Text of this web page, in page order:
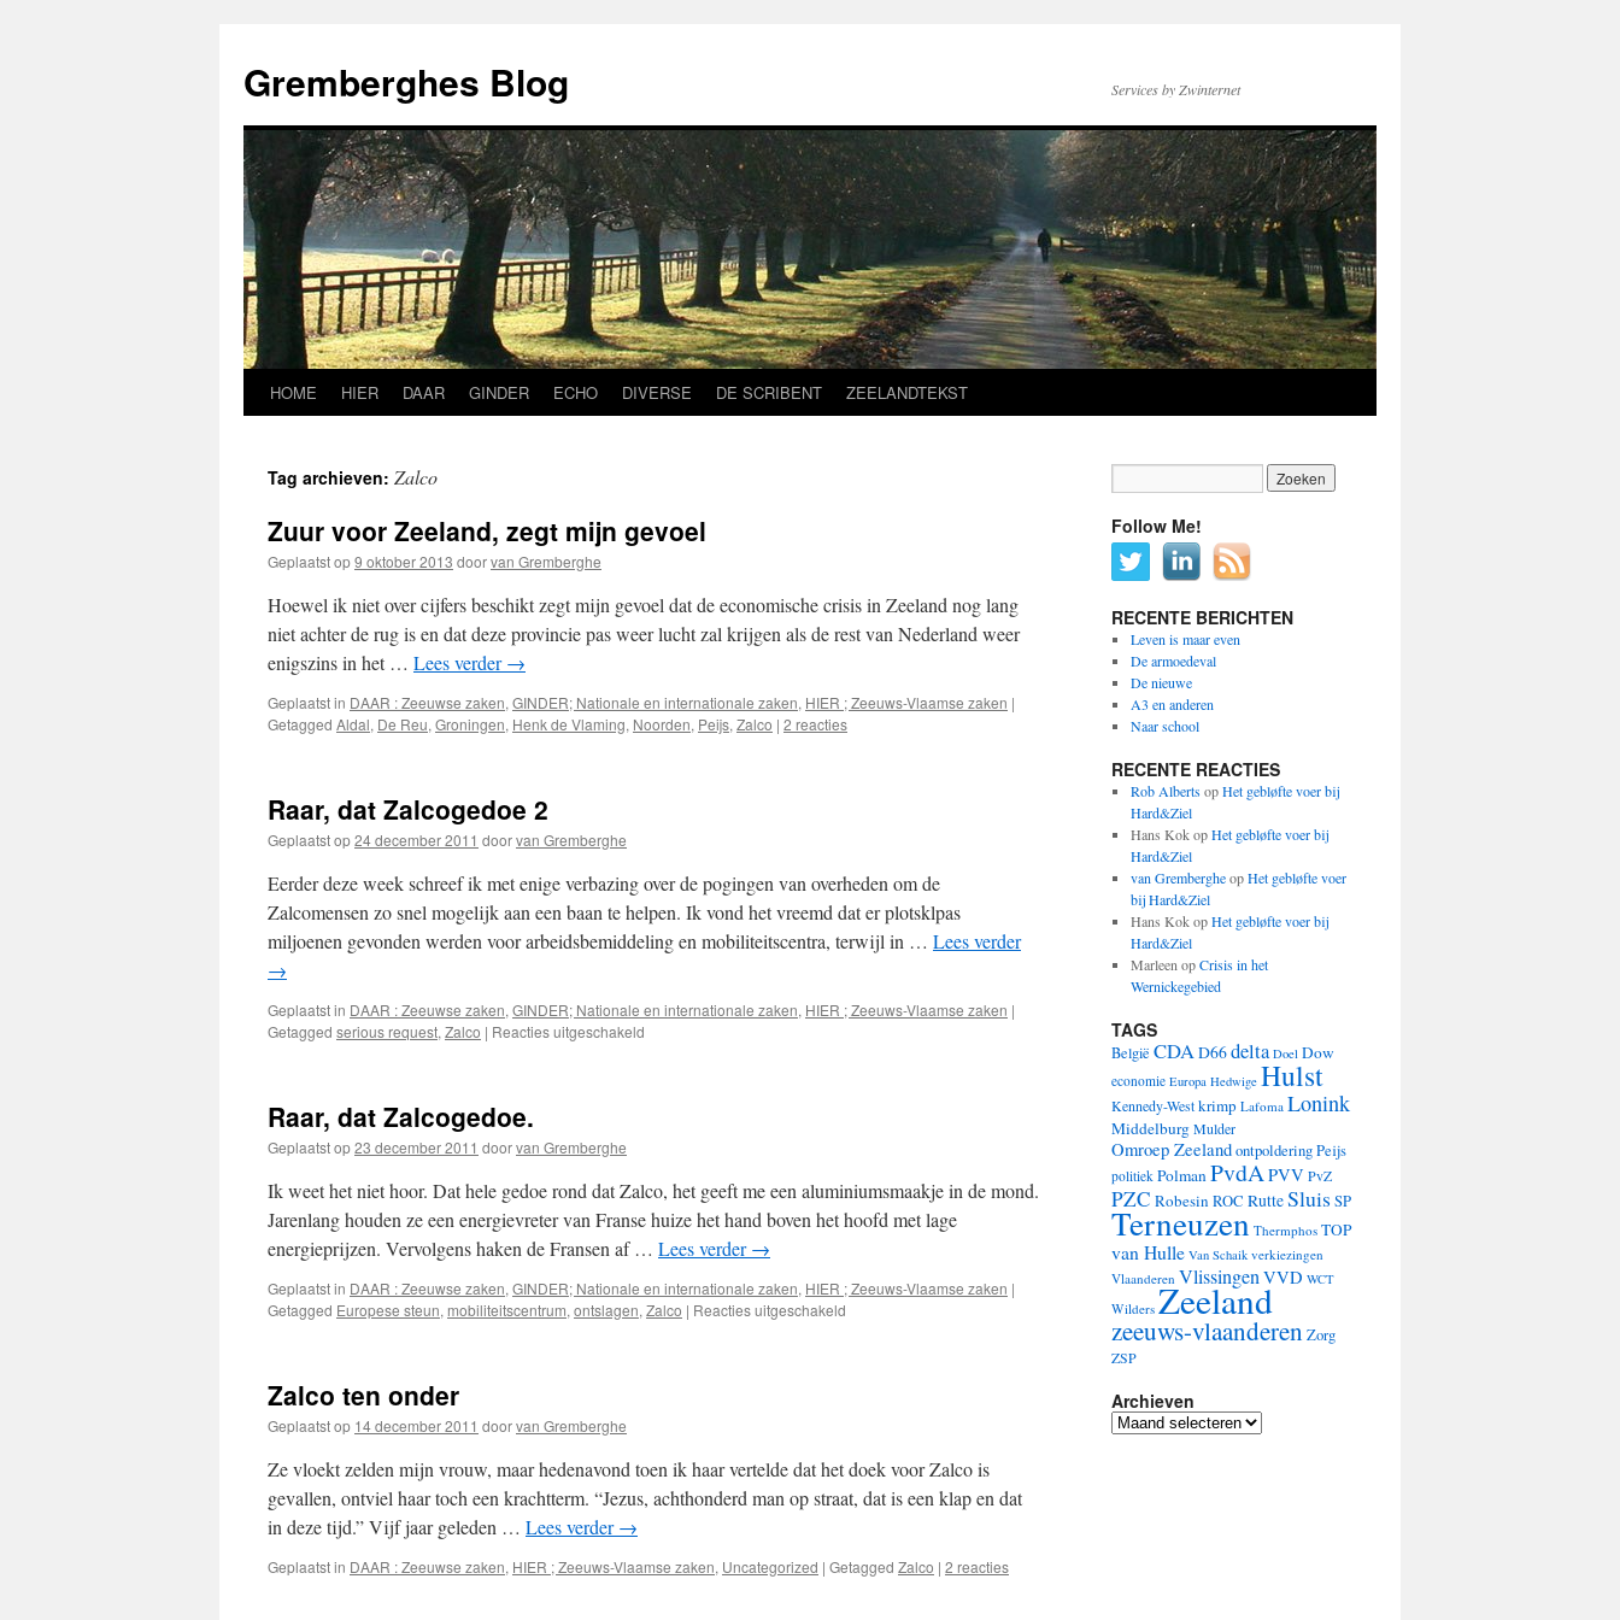
de
inhoud
Gremberghes Blog Services by Zwinternet
HOME HIER DAAR GINDER ECHO DIVERSE DE SCRIBENT ZEELANDTEKST
Tag archieven: Zalco
Zuur voor Zeeland, zegt mijn gevoel
Geplaatst op9 oktober 2013 doorvan Gremberghe
Hoewel ik niet over cijfers beschikt zegt mijn gevoel dat de economische crisis in Zeeland nog lang
niet achter de rug is en dat deze provincie pas weer lucht zal krijgen als de rest van Nederland weer
enigszins in het … Lees verder→
Geplaatst in DAAR : Zeeuwse zaken, GINDER; Nationale en internationale zaken, HIER ; Zeeuws-Vlaamse zaken |
Getagged Aldal, De Reu, Groningen, Henk de Vlaming, Noorden, Peijs, Zalco | 2 reacties
Raar, dat Zalcogedoe 2
Geplaatst op24 december 2011 doorvan Gremberghe
Eerder deze week schreef ik met enige verbazing over de pogingen van overheden om de
Zalcomensen zo snel mogelijk aan een baan te helpen. Ik vond het vreemd dat er plotsklpas
miljoenen gevonden werden voor arbeidsbemiddeling en mobiliteitscentra, terwijl in … Lees verder
→
Geplaatst in DAAR : Zeeuwse zaken, GINDER; Nationale en internationale zaken, HIER ; Zeeuws-Vlaamse zaken |
Getagged serious request, Zalco | Reacties uitgeschakeld
Raar, dat Zalcogedoe.
Geplaatst op23 december 2011 doorvan Gremberghe
Ik weet het niet hoor. Dat hele gedoe rond dat Zalco, het geeft me een aluminiumsmaakje in de mond.
Jarenlang houden ze een energievreter van Franse huize het hand boven het hoofd met lage
energieprijzen. Vervolgens haken de Fransen af … Lees verder→
Geplaatst in DAAR : Zeeuwse zaken, GINDER; Nationale en internationale zaken, HIER ; Zeeuws-Vlaamse zaken |
Getagged Europese steun, mobiliteitscentrum, ontslagen, Zalco | Reacties uitgeschakeld
Zalco ten onder
Geplaatst op 14 december 2011 doorvan Gremberghe
Ze vloekt zelden mijn vrouw, maar hedenavond toen ik haar vertelde dat het doek voor Zalco is
gevallen, ontviel haar toch een krachtterm. “Jezus, achthonderd man op straat, dat is een klap en dat
in deze tijd.” Vijf jaar geleden … Lees verder→
Geplaatst in DAAR : Zeeuwse zaken, HIER ; Zeeuws-Vlaamse zaken, Uncategorized | Getagged Zalco | 2 reacties
Follow Me!
RECENTE BERICHTEN
Leven is maar even
De armoedeval
De nieuwe
A3 en anderen
Naar school
RECENTE REACTIES
Rob AlbertsopHet gebløfte voer bij
Hard&Ziel
Hans KokopHet gebløfte voer bij
Hard&Ziel
van GrembergheopHet gebløfte voer
bij Hard&Ziel
Hans KokopHet gebløfte voer bij
Hard&Ziel
Marleen opCrisis in het
Wernickegebied
TAGS
België CDAD66delta Doel Dow
economie Europa Hedwige Hulst
Kennedy-Westkrimp Lafoma Lonink
MiddelburgMulder
Omroep ZeelandontpolderingPeijs
politiek PolmanPvdAPVV PvZ
PZC Robesin ROC RutteSluis SP
Terneuzen Thermphos TOP
van Hulle Van Schaik verkiezingen
Vlaanderen VlissingenVVD WCT
Wilders Zeeland
zeeuws-vlaanderen Zorg
ZSP
Archieven
Archieven